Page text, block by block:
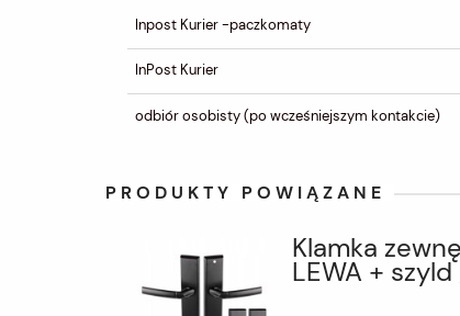
CENA
Inpost Kurier -paczkomaty
InPost Kurier
odbiór osobisty(po wcześniejszym kontakcie)
PRODUKTY POWIĄZANE
Klamka
LEWA +